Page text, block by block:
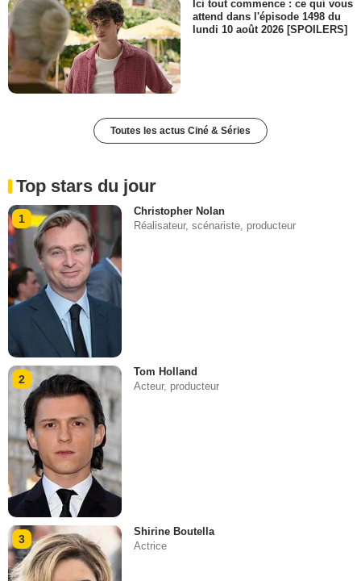
Ici tout commence : ce qui vous
attend dans l'épisode 1498 du
lundi 10 août 2026 [SPOILERS]
Toutes les actus Ciné & Séries
Top stars du jour
1
Christopher Nolan
Réalisateur, scénariste, producteur
2
Tom Holland
Acteur, producteur
3
Shirine Boutella
Actrice